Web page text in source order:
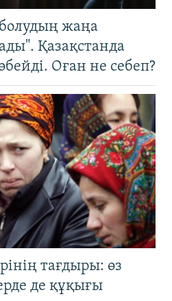
жаңа
Қазақстанда
Оған не себеп?
тағдыры: өз
де құқығы